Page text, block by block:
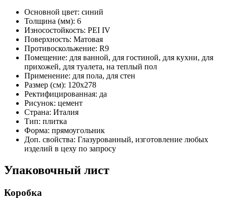
Основной цвет: синий
Толщина (мм): 6
Износостойкость: PEI IV
Поверхность: Матовая
Противоскольжение: R9
Помещение: для ванной, для гостиной, для кухни, для
прихожей, для туалета, на теплый пол
Применение: для пола, для стен
Размер (см): 120x278
Ректифицированная: да
Рисунок: цемент
Страна: Италия
Тип: плитка
Форма: прямоугольник
Доп. свойства: Глазурованный, изготовление любых
изделий в цеху по запросу
Упаковочный лист
Коробка